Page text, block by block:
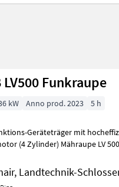
LV500 Funkraupe
kW Anno prod. 2023 5 h
Geräteträger mit
(4 Zylinder) Mähraupe LV
Landtechnik-